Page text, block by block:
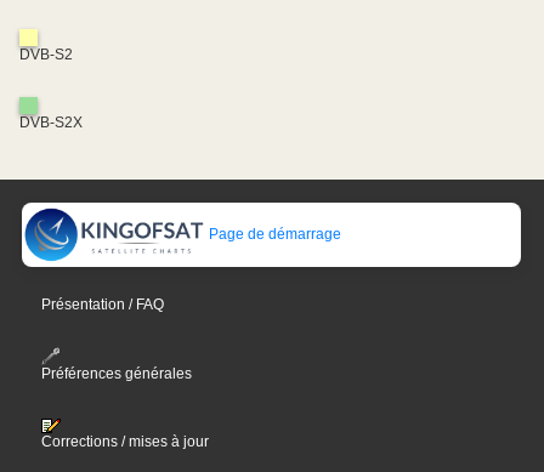
DVB-S2
DVB-S2X
Page de démarrage
Présentation / FAQ
Préférences générales
Corrections / mises à jour